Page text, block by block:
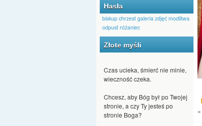
Hasła
biskup chrzest galeria zdjęć modlitwa
odpust różaniec
Złote myśli
wieczność czeka.
stronie, a czy Ty jesteś po
stronie Boga?
Jeśli ktoś chce się dostać do
«